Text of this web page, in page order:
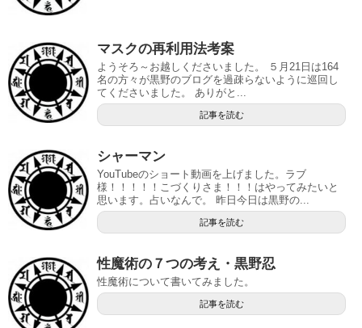
マスクの再利用法考案
ようそろ～お越しくださいました。 ５月21日は164
名の方々が黒野のブログを過疎らないように巡回し
てくださいました。 ありがと...
記事を読む
シャーマン
YouTubeのショート動画を上げました。ラブ
様！！！！！こづくりさま！！！はやってみたいと
思います。占いなんで。 昨日今日は黒野の...
記事を読む
性魔術の７つの考え・黒野忍
性魔術について書いてみました。
記事を読む